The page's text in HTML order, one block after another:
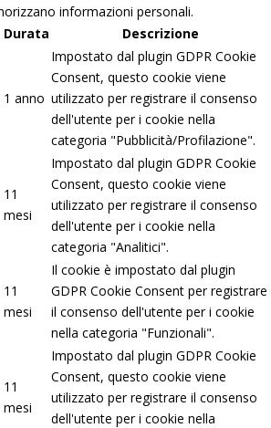
informazioni personali.
Durata Descrizione
1 anno
Impostato dal plugin GDPR Cookie
Consent, questo cookie viene
utilizzato per registrare il consenso
dell'utente per i cookie nella
categoria "Pubblicità/Profilazione".
11
mesi
Impostato dal plugin GDPR Cookie
Consent, questo cookie viene
utilizzato per registrare il consenso
dell'utente per i cookie nella
categoria "Analitici".
11
mesi
Il cookie è impostato dal plugin
GDPR Cookie Consent per registrare
il consenso dell'utente per i cookie
nella categoria "Funzionali".
11
mesi
Impostato dal plugin GDPR Cookie
Consent, questo cookie viene
utilizzato per registrare il consenso
dell'utente per i cookie nella